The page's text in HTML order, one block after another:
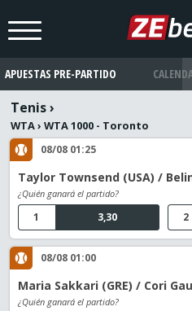
APUESTAS PRE-PARTIDO
Tenis›
WTA› WTA 1000 - Toronto
08/08 01:25
Taylor Townsend (USA) /
¿Quién ganará el partido?
3,30
1 2
08/08 01:00
Maria Sakkari (GRE) / Cori
¿Quién ganará el partido?